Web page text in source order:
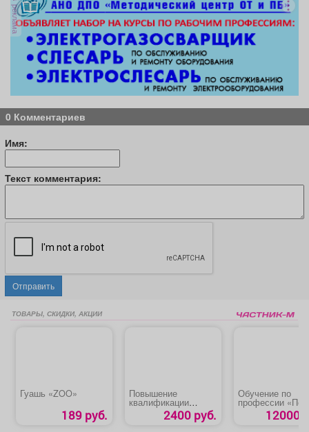
реклама
0 Комментариев
Имя:
Текст комментария:
Отправить
ТОВАРЫ, СКИДКИ, АКЦИИ
Гуашь «ZOO»
189 руб.
Повышение
квалификации
работников
организаций по2400 руб.
Обучение по
профессии
12000